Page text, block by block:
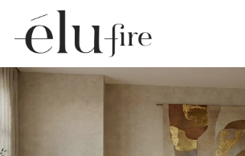
main
content